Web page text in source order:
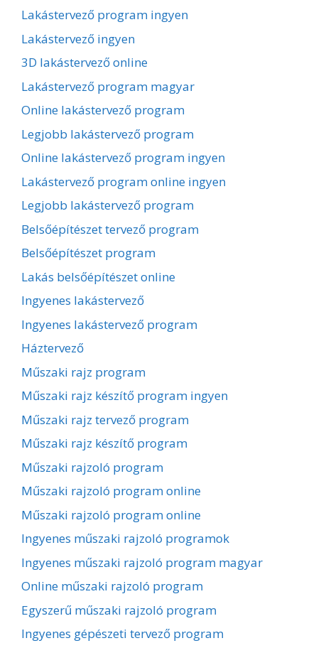
Lakástervező program ingyen
Lakástervező ingyen
3D lakástervező online
Lakástervező program magyar
Online lakástervező program
Legjobb lakástervező program
Online lakástervező program ingyen
Lakástervező program online ingyen
Legjobb lakástervező program
Belsőépítészet tervező program
Belsőépítészet program
Lakás belsőépítészet online
Ingyenes lakástervező
Ingyenes lakástervező program
Háztervező
Műszaki rajz program
Műszaki rajz készítő program ingyen
Műszaki rajz tervező program
Műszaki rajz készítő program
Műszaki rajzoló program
Műszaki rajzoló program online
Műszaki rajzoló program online
Ingyenes műszaki rajzoló programok
Ingyenes műszaki rajzoló program magyar
Online műszaki rajzoló program
Egyszerű műszaki rajzoló program
Ingyenes gépészeti tervező program